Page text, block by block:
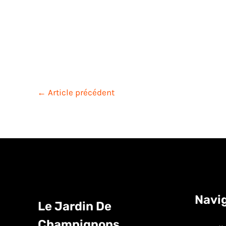
← Article précédent
Le Jardin De